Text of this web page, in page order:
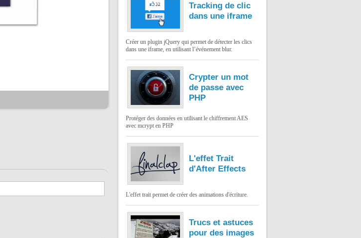
Tracking de clic
dans une iframe
Créer un plugin jQuery qui permet de détecter les clics
dans une iframe, en utilisant l’événement blur.
Crypter un mot
de passe avec
PHP
Protéger des données en utilisant le chiffrement AES
avec mcrypt en PHP
L'effet Trait
d'After Effects
L'effet trait permet de créer des animations d'écriture.
Trucs et astuces
pour des images